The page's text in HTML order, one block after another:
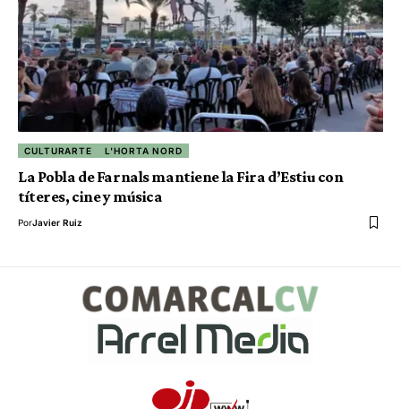
CULTURARTE L'HORTA NORD
La Pobla de Farnals mantiene la Fira d’Estiu con
títeres, cine y música
PorJavier Ruiz